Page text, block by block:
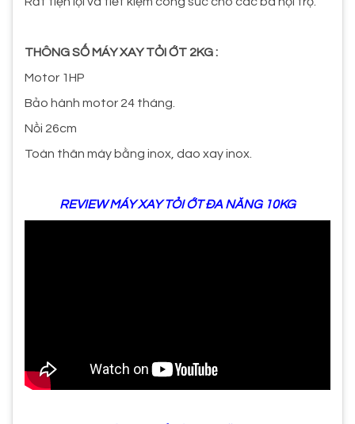
THÔNG SỐ MÁY XAY TỎI ỚT 2KG :
Motor 1HP
Bảo hành motor 24 tháng.
Nồi 26cm
Toàn thân máy bằng inox, dao xay inox.
REVIEW MÁY XAY TỎI ỚT ĐA NĂNG 10KG